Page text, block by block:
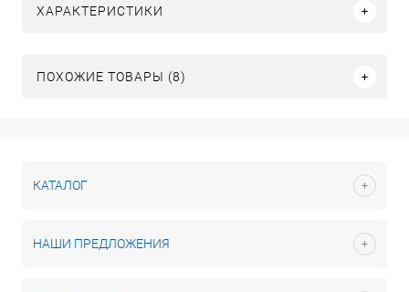
ХАРАКТЕРИСТИКИ
ПОХОЖИЕ ТОВАРЫ (8)
КАТАЛОГ
НАШИ ПРЕДЛОЖЕНИЯ